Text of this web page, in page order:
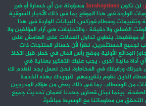
لن تكون3araboptionsمسؤولة عن أي خسارة أو ضرر
الواردة في هذا الموقع بما في ذلك الأخبار السوقية
وتقييمات وسطاء فوركس. البيانات الواردة في هذا
الفعلي ولا دقيقة ، والتحليلات هي آراء المؤلفين ولا
أو موظفيها. ينطوي تداول العملات على الهامش على
لجميع المستثمرين. نظرًا لأن خسائر المنتجات ذات
الودائع الأولية ووضع رأس المال في خطر. قبل اتخاذ
أداة مالية أخرى ، يجب عليك التفكير بعناية في
خبرتك ورغبتك في المخاطرة. نحن نعمل بجد لنقدم لك
الذين نقوم بتقييمهم. لتزويدك بهذه الخدمة
من الوسطاء ، بما في ذلك بعض من هؤلاء المدرجين
بينما نبذل قصارى جهدنا لضمان تحديث جميع
التحقق من معلوماتنا مع الوسيط مباشرةً.